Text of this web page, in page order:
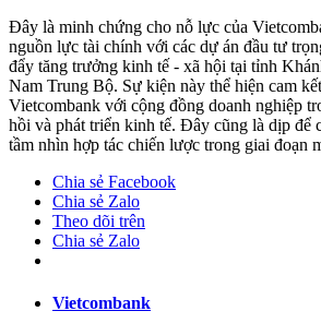
Đây là minh chứng cho nỗ lực của
nguồn lực tài chính với các dự án đầu tư
đẩy tăng trưởng kinh tế - xã hội tại tỉnh
Nam Trung Bộ. Sự kiện này thể hiện cam
Vietcombank với cộng đồng doanh nghiệp
hồi và phát triển kinh tế. Đây cũng là dịp để
tầm nhìn hợp tác chiến lược trong giai đoạn
Chia sẻ Facebook
Chia sẻ Zalo
Theo dõi trên
Chia sẻ Zalo
Vietcombank